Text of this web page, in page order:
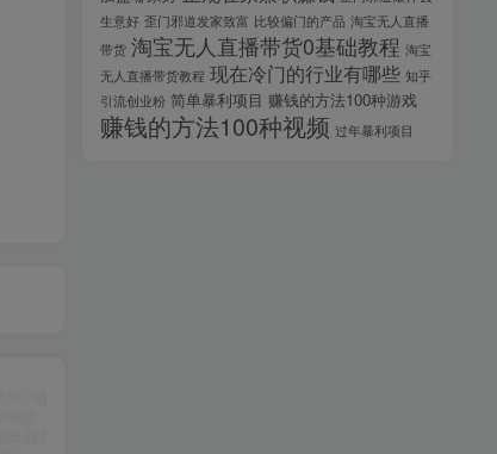
生意好 歪门邪道发家致富 比较偏门的产品 淘宝无人直播
带货 淘宝无人直播带货0基础教程 淘宝
无人直播带货教程 现在冷门的行业有哪些 知乎
引流创业粉 简单暴利项目 赚钱的方法100种游戏
赚钱的方法100种视频 过年暴利项目